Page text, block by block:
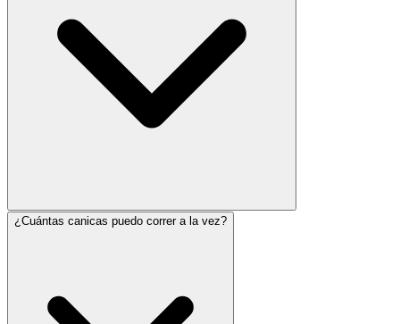
¿Cuántas canicas puedo correr a la vez?